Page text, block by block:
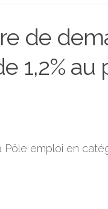
de
1,2% au
Pôle emploi en